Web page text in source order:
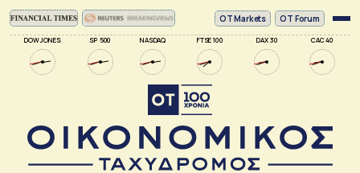
DOW JONES SP 500 NASDAQ FTSE 100 DAX 30 CAC 40
ΟΤ Markets OT Forum